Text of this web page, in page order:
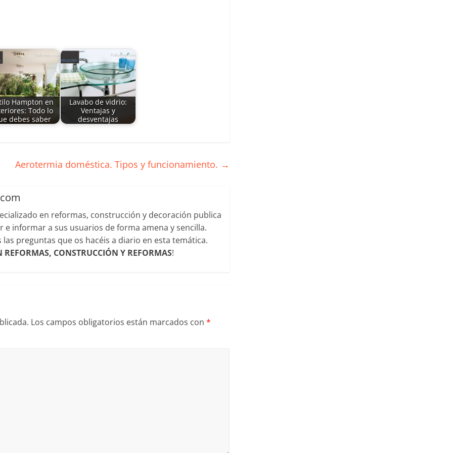
Hampton en
Todo lo
debes saber
Lavabo de vidrio:
Ventajas y
desventajas
Aerotermia doméstica. Tipos y funcionamiento. →
en reformas, construcción y decoración publica
e informar a sus usuarios de forma amena y sencilla.
preguntas que os hacéis a diario en esta temática.
REFORMAS, CONSTRUCCIÓN Y REFORMAS!
Los campos obligatorios están marcados con *